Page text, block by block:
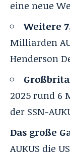
eine neue
Weitere
Milliarden
Henderson
2025 rund 6
der SSN-
Das große
AUKUS die